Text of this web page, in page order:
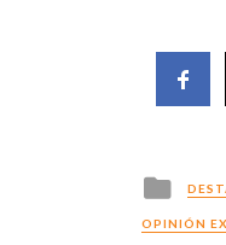
in
OPINIÓN